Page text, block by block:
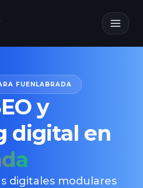
FUENLABRADA
y
digital en
digitales modulares